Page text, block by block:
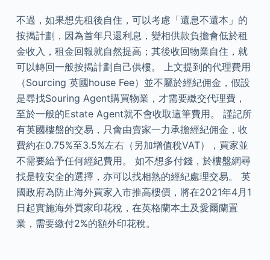
不過，如果想先租後自住，可以考慮「還息不還本」的
按揭計劃，因為首年只還利息，變相供款負擔會低於租
金收入，租金回報就自然提高；其後收回物業自住，就
可以轉回一般按揭計劃自己供樓。 上文提到的代理費用
（Sourcing 英國house Fee）並不屬於經紀佣金，假設
是尋找Souring Agent購買物業，才需要繳交代理費，
至於一般的Estate Agent就不會收取這筆費用。 謹記所
有英國樓盤的交易，只會由賣家一力承擔經紀佣金，收
費約在0.75%至3.5%左右（另加增值稅VAT），買家並
不需要給予任何經紀費用。 如不想多付錢，於樓盤網尋
找是較安全的選擇，亦可以找相熟的經紀處理交易。 英
國政府為防止海外買家入市推高樓價，將在2021年4月1
日起實施海外買家印花稅，在英格蘭本土及愛爾蘭置
業，需要繳付2%的額外印花稅。